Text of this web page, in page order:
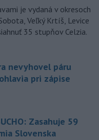
je vydaná v okresoch
Veľký Krtíš, Levice
35 stupňov Celzia.
nevyhovel páru
pri zápise
Zasahuje 59
Slovenska